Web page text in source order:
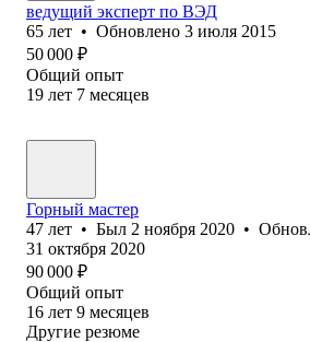
ведущий эксперт по ВЭД
65 лет • Обновлено 3 июля 2015
50 000 ₽
Общий опыт
19 лет 7 месяцев
Горный мастер
47 лет • Был 2 ноября 2020 •
31 октября 2020
90 000 ₽
Общий опыт
16 лет 9 месяцев
Другие резюме